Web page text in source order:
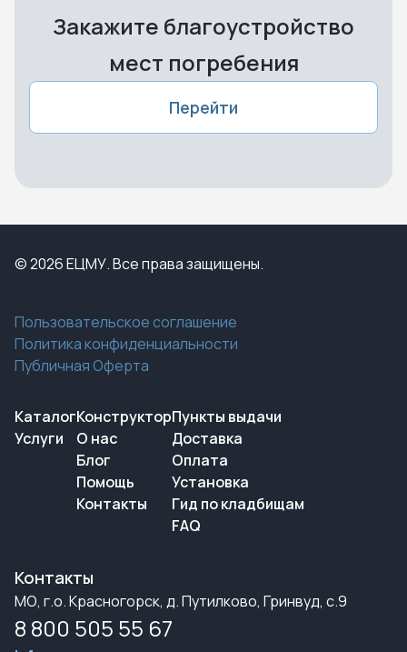
Закажите благоустройство
мест погребения
Перейти
© 2026 ЕЦМУ. Все права защищены.
Пользовательское соглашение
Политика конфиденциальности
Публичная Оферта
Каталог
Услуги
Конструктор
О нас
Блог
Помощь
Контакты
Пункты выдачи
Доставка
Оплата
Установка
Гид по кладбищам
FAQ
Контакты
МО, г.о. Красногорск, д. Путилково, Гринвуд, с.9
8 800 505 55 67